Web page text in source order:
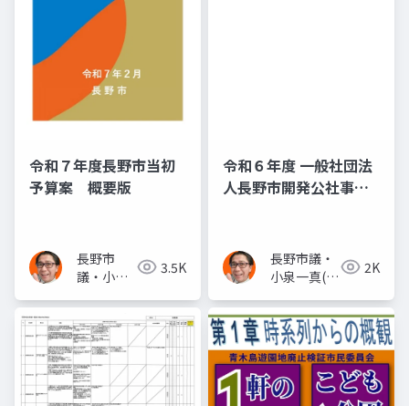
令和７年度長野市当初
予算案 概要版
長野市
議・小泉
パー無所
属)
3.5K
令和６年度 一般社団法
人長野市開発公社事業
長野市議・
小泉一真(ス
属)
2K